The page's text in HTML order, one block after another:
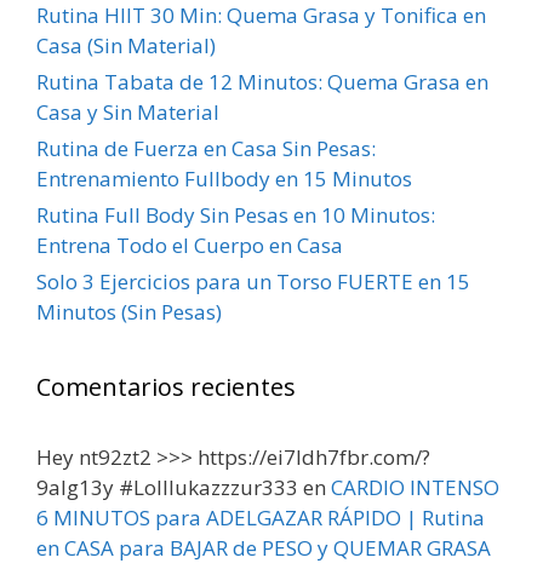
Rutina HIIT 30 Min: Quema Grasa y Tonifica en
Casa (Sin Material)
Rutina Tabata de 12 Minutos: Quema Grasa en
Casa y Sin Material
Rutina de Fuerza en Casa Sin Pesas:
Entrenamiento Fullbody en 15 Minutos
Rutina Full Body Sin Pesas en 10 Minutos:
Entrena Todo el Cuerpo en Casa
Solo 3 Ejercicios para un Torso FUERTE en 15
Minutos (Sin Pesas)
Comentarios recientes
Hey nt92zt2 >>> https://ei7ldh7fbr.com/?
9alg13y #Lolllukazzzur333 en CARDIO INTENSO
6 MINUTOS para ADELGAZAR RÁPIDO | Rutina
en CASA para BAJAR de PESO y QUEMAR GRASA